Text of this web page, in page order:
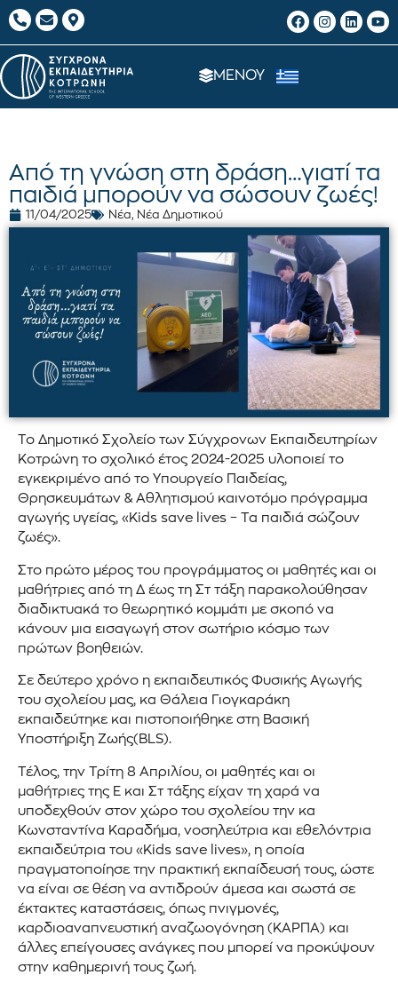
ΜΕΝΟΥ
Από τη γνώση στη δράση…γιατί τα
παιδιά μπορούν να σώσουν ζωές!
11/04/2025 Νέα, Νέα Δημοτικού
Το Δημοτικό Σχολείο των Σύγχρονων Εκπαιδευτηρίων
Κοτρώνη το σχολικό έτος 2024-2025 υλοποιεί το
εγκεκριμένο από το Υπουργείο Παιδείας,
Θρησκευμάτων & Αθλητισμού καινοτόμο πρόγραμμα
αγωγής υγείας, «Kids save lives – Τα παιδιά σώζουν
ζωές».
Στο πρώτο μέρος του προγράμματος οι μαθητές και οι
μαθήτριες από τη Δ έως τη Στ τάξη παρακολούθησαν
διαδικτυακά το θεωρητικό κομμάτι με σκοπό να
κάνουν μια εισαγωγή στον σωτήριο κόσμο των
πρώτων βοηθειών.
Σε δεύτερο χρόνο η εκπαιδευτικός Φυσικής Αγωγής
του σχολείου μας, κα Θάλεια Γιογκαράκη
εκπαιδεύτηκε και πιστοποιήθηκε στη Βασική
Υποστήριξη Ζωής(BLS).
Τέλος, την Τρίτη 8 Απριλίου, οι μαθητές και οι
μαθήτριες της Ε και Στ τάξης είχαν τη χαρά να
υποδεχθούν στον χώρο του σχολείου την κα
Κωνσταντίνα Καραδήμα, νοσηλεύτρια και εθελόντρια
εκπαιδεύτρια του «Kids save lives», η οποία
πραγματοποίησε την πρακτική εκπαίδευσή τους, ώστε
να είναι σε θέση να αντιδρούν άμεσα και σωστά σε
έκτακτες καταστάσεις, όπως πνιγμονές,
καρδιοαναπνευστική αναζωογόνηση (ΚΑΡΠΑ) και
άλλες επείγουσες ανάγκες που μπορεί να προκύψουν
στην καθημερινή τους ζωή.